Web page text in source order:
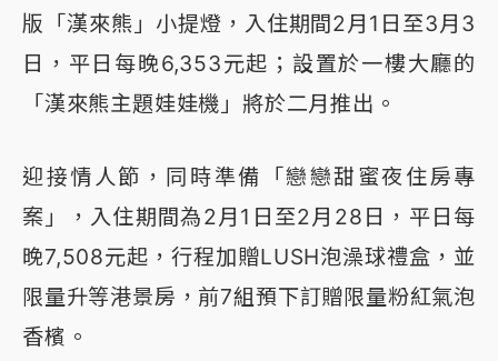
版「漢來熊」小提燈，入住期間2月1日至3月3
日，平日每晚6,353元起；設置於一樓大廳的
「漢來熊主題娃娃機」將於二月推出。
迎接情人節，同時準備「戀戀甜蜜夜住房專
案」，入住期間為2月1日至2月28日，平日每
晚7,508元起，行程加贈LUSH泡澡球禮盒，並
限量升等港景房，前7組預下訂贈限量粉紅氣泡
香檳。